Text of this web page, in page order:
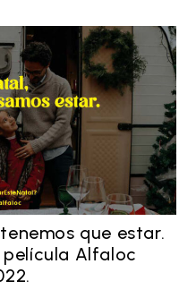
que estar.
Alfaloc